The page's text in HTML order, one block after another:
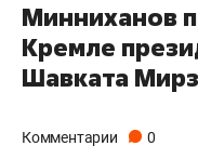
Минниханов
Кремле
Шавката
Комментарии 0